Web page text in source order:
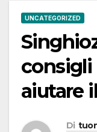
UNCATEGORIZED
consigli
aiutare
Di